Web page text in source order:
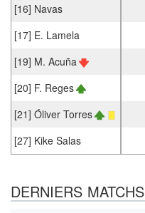
[16] Navas
[17] E. Lamela
[19] M. Acuña
[20] F. Reges
[21] Óliver Torres
[27] Kike Salas
DERNIERS MATCHS